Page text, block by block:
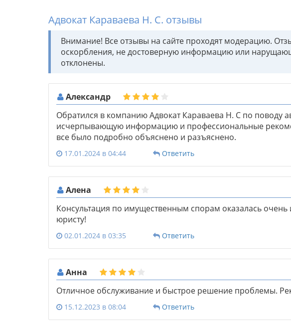
Адвокат Караваева Н. С. отзывы
Внимание! Все отзывы на сайте проходят модерацию.
оскорбления, не достоверную информацию или
отклонены.
Александр
Обратился в компанию Адвокат Караваева Н. С по поводу
исчерпывающую информацию и профессиональные
все было подробно объяснено и разъяснено.
17.01.2024 в 04:44 Ответить
Алена
Консультация по имущественным спорам оказалась
юристу!
02.01.2024 в 03:35 Ответить
Анна
Отличное обслуживание и быстрое решение проблемы.
15.12.2023 в 08:04 Ответить